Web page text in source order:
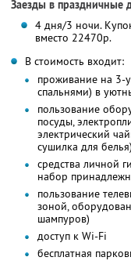
Заезды в праздничные
4 дня/3 ночи.
вместо 22470р.
В стоимость входит:
проживание на 3-
спальнями) в
пользование
посуды,
электрический
сушилка для белья)
средства личной
набор
пользование
зоной,
шампуров)
доступ к Wi-Fi
бесплатная